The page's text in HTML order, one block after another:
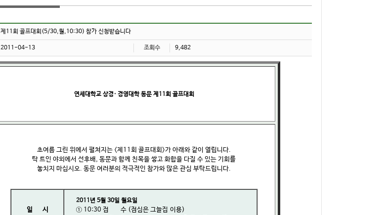
제11회 골프대회(5/30,월,10:30) 참가 신청받습니다
2011-04-13 조회수 9,482
연세대학교 상경· 경영대학 동문 제11회 골프대회
초여름 그린 위에서 펼쳐지는 <제11회 골프대회>가 아래와 같이 열립니다.
탁 트인 야외에서 선후배, 동문과 함께 친목을 쌓고 화합을 다질 수 있는 기회를
놓치지 마십시오. 동문 여러분의 적극적인 참가와 많은 관심 부탁드립니다.
일 시
2011년 5월 30일 월요일
① 10:30 접 수 (점심은 그늘집 이용)